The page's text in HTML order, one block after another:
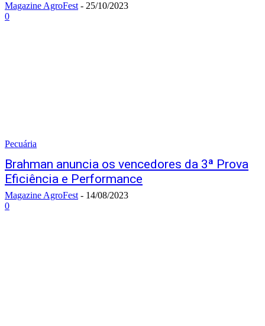
Magazine AgroFest - 25/10/2023
0
Pecuária
Brahman anuncia os vencedores da 3ª Prova
Eficiência e Performance
Magazine AgroFest - 14/08/2023
0